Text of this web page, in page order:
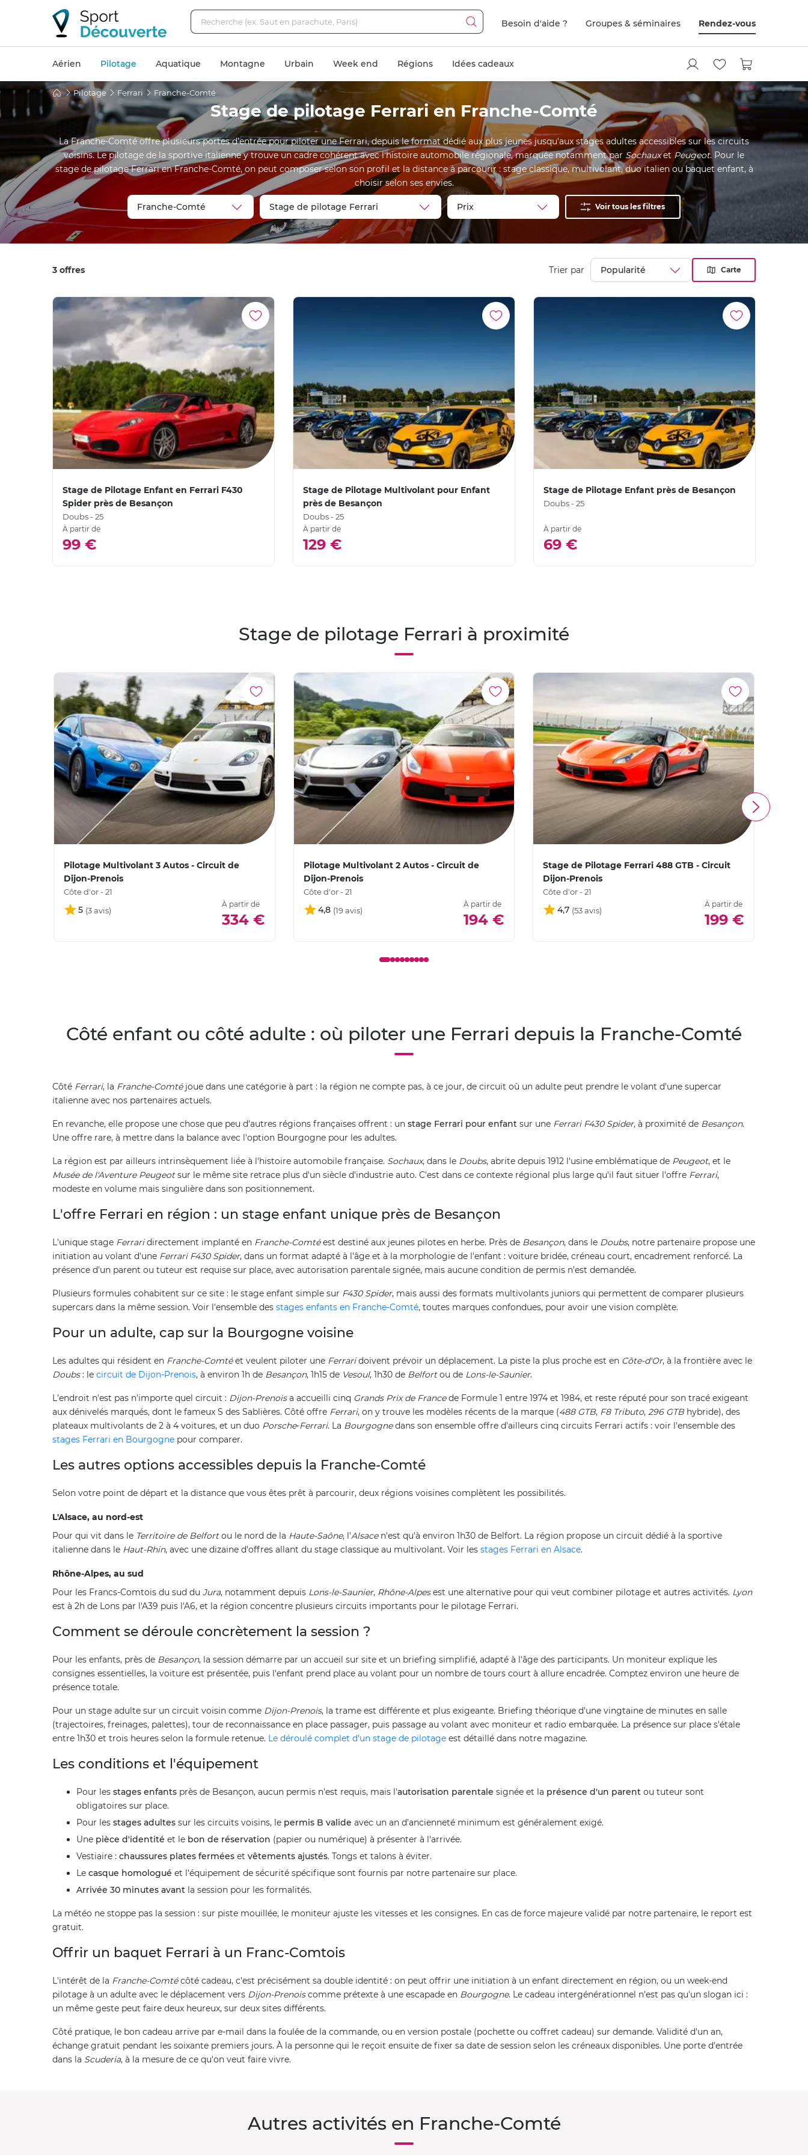
Besoin d'aide ? Groupes & séminaires Rendez-vous
Aérien Pilotage Aquatique Montagne Urbain Week end Régions Idées cadeaux
Pilotage Ferrari Franche-Comté
Stage de pilotage Ferrari en Franche-Comté
La Franche-Comté offre plusieurs portes d'entrée pour piloter une Ferrari, depuis le format dédié aux plus jeunes jusqu'aux stages adultes accessibles sur les circuits
voisins. Le pilotage de la sportive italienne y trouve un cadre cohérent avec l'histoire automobile régionale, marquée notamment par Sochauxet Peugeot. Pour le
stage de pilotage Ferrari en Franche-Comté, on peut composer selon son profil et la distance à parcourir : stage classique, multivolant, duo italien ou baquet enfant, à
choisir selon ses envies.
Voir tous les filtres
3 offres Trier par Carte
Stage de Pilotage Enfant en Ferrari F430
Spider près de Besançon
Doubs - 25
À partir de
99 €
Stage de Pilotage Multivolant pour Enfant
près de Besançon
Doubs - 25
À partir de
129 €
Stage de Pilotage Enfant près de Besançon
Doubs - 25
À partir de
69 €
Stage de pilotage Ferrari à proximité
Pilotage Multivolant 3 Autos - Circuit de
Dijon-Prenois
Côte d'or - 21
5
À partir de
334 €
Pilotage Multivolant 2 Autos - Circuit de
Dijon-Prenois
Côte d'or - 21
4,8
À partir de
194 €
Stage de Pilotage Ferrari 488 GTB - Circuit
Dijon-Prenois
Côte d'or - 21
4,7
À partir de
199 €
Côté enfant ou côté adulte : où piloter une Ferrari depuis la Franche-Comté
Côté Ferrari, la Franche-Comtéjoue dans une catégorie à part : la région ne compte pas, à ce jour, de circuit où un adulte peut prendre le volant d'une supercar
italienne avec nos partenaires actuels.
En revanche, elle propose une chose que peu d'autres régions françaises offrent : un stage Ferrari pour enfant sur une Ferrari F430 Spider, à proximité de Besançon.
Une offre rare, à mettre dans la balance avec l'option Bourgogne pour les adultes.
La région est par ailleurs intrinsèquement liée à l'histoire automobile française. Sochaux, dans le Doubs, abrite depuis 1912 l'usine emblématique de Peugeot, et le
Musée de l'Aventure Peugeotsur le même site retrace plus d'un siècle d'industrie auto. C'est dans ce contexte régional plus large qu'il faut situer l'offre Ferrari,
modeste en volume mais singulière dans son positionnement.
L'offre Ferrari en région : un stage enfant unique près de Besançon
L'unique stage Ferraridirectement implanté en Franche-Comtéest destiné aux jeunes pilotes en herbe. Près de Besançon, dans le Doubs, notre partenaire propose une
initiation au volant d'une Ferrari F430 Spider, dans un format adapté à l'âge et à la morphologie de l'enfant : voiture bridée, créneau court, encadrement renforcé. La
présence d'un parent ou tuteur est requise sur place, avec autorisation parentale signée, mais aucune condition de permis n'est demandée.
Plusieurs formules cohabitent sur ce site : le stage enfant simple sur F430 Spider, mais aussi des formats multivolants juniors qui permettent de comparer plusieurs
supercars dans la même session. Voir l'ensemble des stages enfants en Franche-Comté, toutes marques confondues, pour avoir une vision complète.
Pour un adulte, cap sur la Bourgogne voisine
Les adultes qui résident en Franche-Comtéet veulent piloter une Ferraridoivent prévoir un déplacement. La piste la plus proche est en Côte-d'Or, à la frontière avec le
Doubs: le circuit de Dijon-Prenois, à environ 1h de Besançon, 1h15 de Vesoul, 1h30 de Belfortou de Lons-le-Saunier.
L'endroit n'est pas n'importe quel circuit : Dijon-Prenoisa accueilli cinq Grands Prix de Francede Formule 1 entre 1974 et 1984, et reste réputé pour son tracé exigeant
aux dénivelés marqués, dont le fameux S des Sablières. Côté offre Ferrari, on y trouve les modèles récents de la marque (488 GTB, F8 Tributo, 296 GTBhybride), des
plateaux multivolants de 2 à 4 voitures, et un duo Porsche-Ferrari. La Bourgognedans son ensemble offre d'ailleurs cinq circuits Ferrari actifs : voir l'ensemble des
stages Ferrari en Bourgogne pour comparer.
Les autres options accessibles depuis la Franche-Comté
Selon votre point de départ et la distance que vous êtes prêt à parcourir, deux régions voisines complètent les possibilités.
L'Alsace, au nord-est
Pour qui vit dans le Territoire de Belfortou le nord de la Haute-Saône, l'Alsacen'est qu'à environ 1h30 de Belfort. La région propose un circuit dédié à la sportive
italienne dans le Haut-Rhin, avec une dizaine d'offres allant du stage classique au multivolant. Voir les stages Ferrari en Alsace.
Rhône-Alpes, au sud
Pour les Francs-Comtois du sud du Jura, notamment depuis Lons-le-Saunier, Rhône-Alpesest une alternative pour qui veut combiner pilotage et autres activités. Lyon
est à 2h de Lons par l'A39 puis l'A6, et la région concentre plusieurs circuits importants pour le pilotage Ferrari.
Comment se déroule concrètement la session ?
Pour les enfants, près de Besançon, la session démarre par un accueil sur site et un briefing simplifié, adapté à l'âge des participants. Un moniteur explique les
consignes essentielles, la voiture est présentée, puis l'enfant prend place au volant pour un nombre de tours court à allure encadrée. Comptez environ une heure de
présence totale.
Pour un stage adulte sur un circuit voisin comme Dijon-Prenois, la trame est différente et plus exigeante. Briefing théorique d'une vingtaine de minutes en salle
(trajectoires, freinages, palettes), tour de reconnaissance en place passager, puis passage au volant avec moniteur et radio embarquée. La présence sur place s'étale
entre 1h30 et trois heures selon la formule retenue. Le déroulé complet d'un stage de pilotage est détaillé dans notre magazine.
Les conditions et l'équipement
Pour les stages enfants près de Besançon, aucun permis n'est requis, mais l'autorisation parentale signée et la présence d'un parent ou tuteur sont
obligatoires sur place.
Pour les stages adultes sur les circuits voisins, le permis B valide avec un an d'ancienneté minimum est généralement exigé.
Une pièce d'identité et le bon de réservation (papier ou numérique) à présenter à l'arrivée.
Vestiaire : chaussures plates fermées et vêtements ajustés. Tongs et talons à éviter.
Le casque homologué et l'équipement de sécurité spécifique sont fournis par notre partenaire sur place.
Arrivée 30 minutes avant la session pour les formalités.
La météo ne stoppe pas la session : sur piste mouillée, le moniteur ajuste les vitesses et les consignes. En cas de force majeure validé par notre partenaire, le report est
gratuit.
Offrir un baquet Ferrari à un Franc-Comtois
L'intérêt de la Franche-Comtécôté cadeau, c'est précisément sa double identité : on peut offrir une initiation à un enfant directement en région, ou un week-end
pilotage à un adulte avec le déplacement vers Dijon-Prenoiscomme prétexte à une escapade en Bourgogne. Le cadeau intergénérationnel n'est pas qu'un slogan ici :
un même geste peut faire deux heureux, sur deux sites différents.
Côté pratique, le bon cadeau arrive par e-mail dans la foulée de la commande, ou en version postale (pochette ou coffret cadeau) sur demande. Validité d'un an,
échange gratuit pendant les soixante premiers jours. À la personne qui le reçoit ensuite de fixer sa date de session selon les créneaux disponibles. Une porte d'entrée
dans la Scuderia, à la mesure de ce qu'on veut faire vivre.
Autres activités en Franche-Comté